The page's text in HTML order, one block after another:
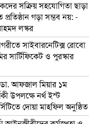
সক্রিয় সহযোগিতা ছাড়া
প্রতিষ্ঠান গড়া সম্ভব নয়: -
লস্কর
সাইবারনেটিক্স রোবো
সার্টিফিকেট ও পুরস্কার
আফজাল মিয়ার ১ম
উপলক্ষে নর্থ ইস্ট
দোয়া মাহফিল অনুষ্ঠিত